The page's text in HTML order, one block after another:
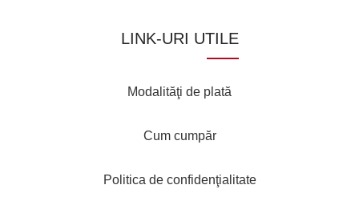
LINK-URI UTILE
Modalităţi de plată
Cum cumpăr
Politica de confidenţialitate